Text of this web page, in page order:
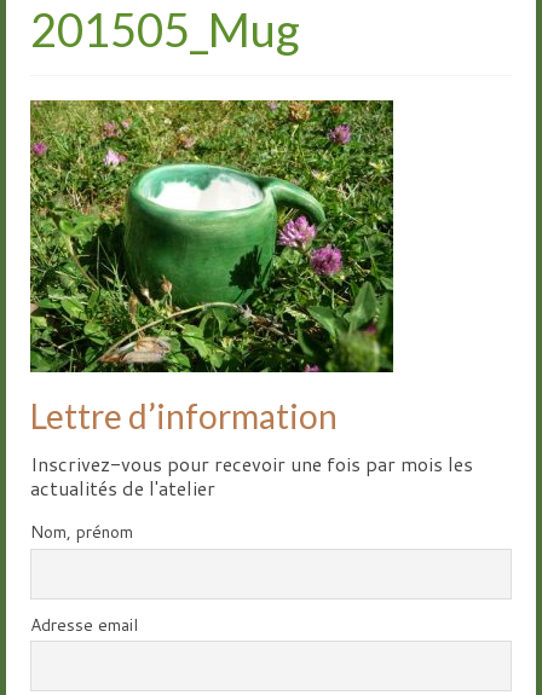
Présentation
Galerie
Cours de poterie
Groupes
Livre d’or
Contact
201505_Mug
Lettre d’information
Inscrivez-vous pour recevoir une fois par mois les
actualités de l'atelier
Nom, prénom
Adresse email